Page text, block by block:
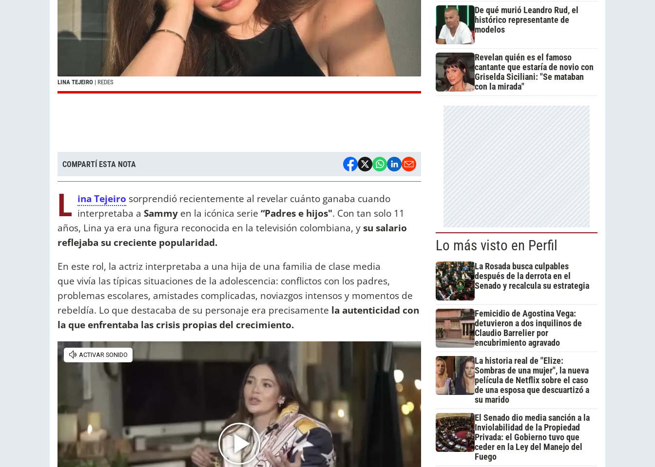
LINA TEJEIRO | REDES
COMPARTÍ ESTA NOTA
L ina Tejeiro sorprendió recientemente al revelar cuánto ganaba cuando
interpretaba a Sammy en la icónica serie “Padres e hijos". Con tan solo 11
años, Lina ya era una figura reconocida en la televisión colombiana, ysu salario
reflejaba su creciente popularidad.
En este rol, la actriz interpretaba a una hija de una familia de clase media
que vivía las típicas situaciones de la adolescencia: conflictos con los padres,
problemas escolares, amistades complicadas, noviazgos intensos y momentos de
rebeldía. Lo que destacaba de su personaje era precisamente la autenticidad con
la que enfrentaba las crisis propias del crecimiento.
De qué murió Leandro Rud, el
histórico representante de
modelos
Revelan quién es el famoso
cantante que estaría de novio con
Griselda Siciliani: "Se mataban
con la mirada"
Lo más visto en Perfil
La Rosada busca culpables
después de la derrota en el
Senado y recalcula su estrategia
Femicidio de Agostina Vega:
detuvieron a dos inquilinos de
Claudio Barrelier por
encubrimiento agravado
La historia real de "Elize:
Sombras de una mujer", la nueva
película de Netflix sobre el caso
de una esposa que descuartizó a
su marido
El Senado dio media sanción a la
Inviolabilidad de la Propiedad
Privada: el Gobierno tuvo que
ceder en la Ley del Manejo del
Fuego